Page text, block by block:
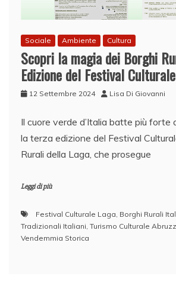
Sociale Ambiente Cultura
Scopri la magia dei Borghi
Edizione del Festival
12 Settembre 2024 Lisa Di Giovanni
Il cuore verde d’Italia batte più forte
la terza edizione del Festival
Rurali della Laga, che prosegue
Leggi di più
Festival Culturale Laga, Borghi Rurali
Tradizionali Italiani, Turismo Culturale
Vendemmia Storica